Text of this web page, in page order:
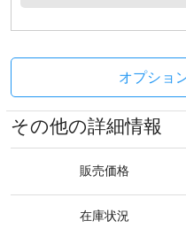
オプショ
その他の詳細情報
販売価格
在庫状況